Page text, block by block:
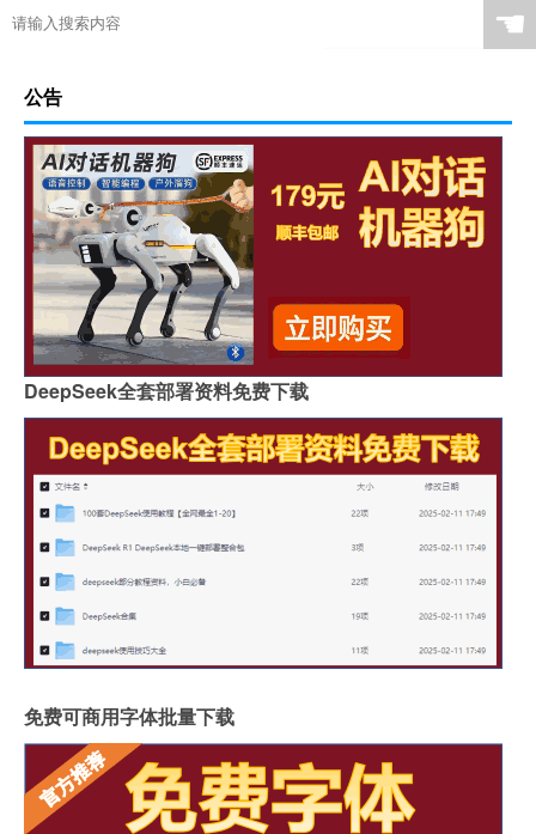
☚
公告
DeepSeek全套部署资料免费下载
免费可商用字体批量下载